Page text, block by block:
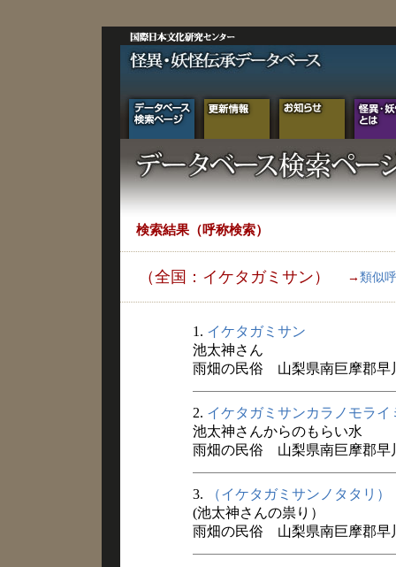
検索結果（呼称検索）
（全国：イケタガミサン） → 類似
1. イケタガミサン
池太神さん
雨畑の民俗 山梨県南巨摩郡早
2. イケタガミサンカラノモライ
池太神さんからのもらい水
雨畑の民俗 山梨県南巨摩郡早
3.
（イケタガミサンノタタリ）
(池太神さんの祟り）
雨畑の民俗 山梨県南巨摩郡早